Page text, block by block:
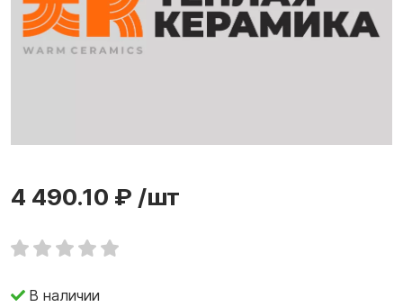
4 490.10 ₽ /шт
В наличии